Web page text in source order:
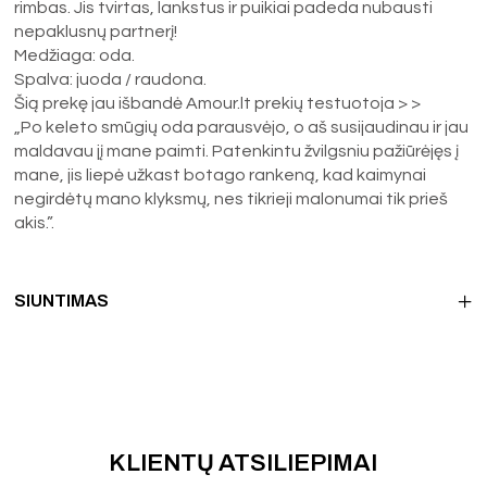
rimbas. Jis tvirtas, lankstus ir puikiai padeda nubausti
nepaklusnų partnerį!
Medžiaga: oda.
Spalva: juoda / raudona.
Šią prekę jau išbandė Amour.lt prekių testuotoja > >
„Po keleto smūgių oda parausvėjo, o aš susijaudinau ir jau
maldavau jį mane paimti. Patenkintu žvilgsniu pažiūrėjęs į
mane, jis liepė užkast botago rankeną, kad kaimynai
negirdėtų mano klyksmų, nes tikrieji malonumai tik prieš
akis.”.
SIUNTIMAS
KLIENTŲ ATSILIEPIMAI